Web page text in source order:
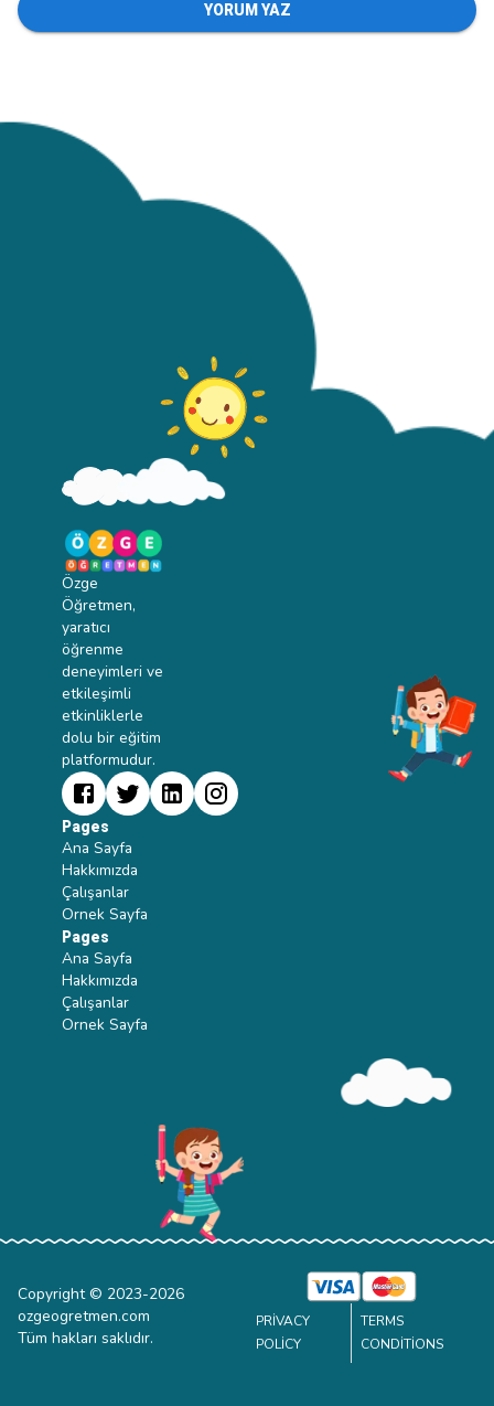
YORUM YAZ
Özge
Öğretmen,
yaratıcı
öğrenme
deneyimleri ve
etkileşimli
etkinliklerle
dolu bir eğitim
platformudur.
Pages
Ana Sayfa
Hakkımızda
Çalışanlar
Ornek Sayfa
Pages
Ana Sayfa
Hakkımızda
Çalışanlar
Ornek Sayfa
Copyright © 2023-2026
ozgeogretmen.com
Tüm hakları saklıdır.
PRIVACY
POLICY
TERMS
CONDITIONS